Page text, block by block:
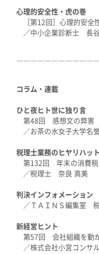
心理的安全性・虎の巻
［第12回］心理的安全
／中小企業診断士 長
コラム・連載
ひと夜ヒト世に独り言
第48回 感想文の弊害
／お茶の水女子大学
税理士業務のヒヤリハット
第132回 年末の消費税
／税理士 奈良 真美
判決インフォメーション
／ＴＡＩＮＳ編集室
新経営ヒント
第57回 会社組織を動
／株式会社小宮コン